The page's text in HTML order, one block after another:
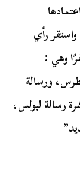
رأي
وهي :
ورسالة
رسالة لبولس،